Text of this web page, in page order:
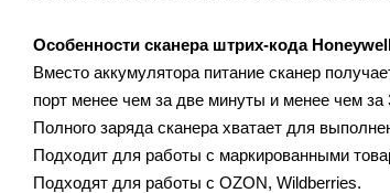
Особенности сканера штрих-кода
Вместо аккумулятора питание сканер
порт менее чем за две минуты и менее чем за
Полного заряда сканера хватает для
Подходит для работы с маркированными
Подходят для работы с OZON, Wildberries.